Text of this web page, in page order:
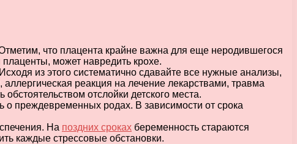
что плацента крайне важна для еще неродившегося
может навредить крохе.
из этого систематично сдавайте все нужные анализы,
реакция на лечение лекарствами, травма
обстоятельством отслойки детского места.
преждевременных родах. В зависимости от срока
На поздних сроках беременность стараются
каждые стрессовые обстановки.